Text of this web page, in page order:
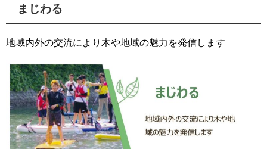
まじわる
地域内外の交流により木や地域の魅力を発信します